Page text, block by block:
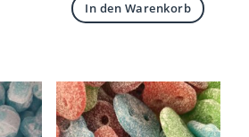
In den Warenkorb